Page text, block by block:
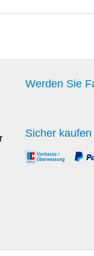
Werden Sie
Sicher